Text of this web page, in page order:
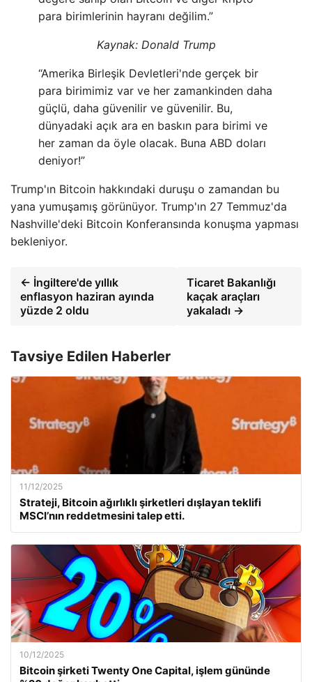
para birimlerinin hayranı değilim.”
Kaynak: Donald Trump
“Amerika Birleşik Devletleri'nde gerçek bir
para birimimiz var ve her zamankinden daha
güçlü, daha güvenilir ve güvenilir. Bu,
dünyadaki açık ara en baskın para birimi ve
her zaman da öyle olacak. Buna ABD doları
deniyor!”
Trump'ın Bitcoin hakkındaki duruşu o zamandan bu
yana yumuşamış görünüyor. Trump'ın 27 Temmuz'da
Nashville'deki Bitcoin Konferansında konuşma yapması
bekleniyor.
← İngiltere'de yıllık
enflasyon haziran ayında
yüzde 2 oldu
Ticaret Bakanlığı
kaçak araçları
yakaladı →
Tavsiye Edilen Haberler
11/12/2025
Strateji, Bitcoin ağırlıklı şirketleri dışlayan teklifi
MSCI’nın reddetmesini talep etti.
10/12/2025
Bitcoin şirketi Twenty One Capital, işlem gününde